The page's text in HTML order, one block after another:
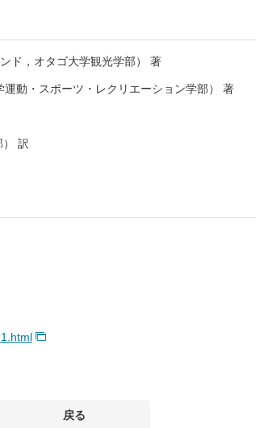
ンド，オタゴ大学観光学部） 著
運動・スポーツ・レクリエーション学部） 著
） 訳
戻る